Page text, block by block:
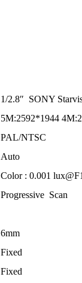
1/2.8″ SONY
5M:2592*1944
PAL/NTSC
Auto
Color : 0.001
Progressive Scan
6mm
Fixed
Fixed